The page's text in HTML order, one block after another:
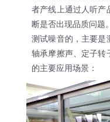
者产线上通过人听产
断是否出现品质问题
测试噪音的，主要是
轴承摩擦声、定子转
的主要应用场景：